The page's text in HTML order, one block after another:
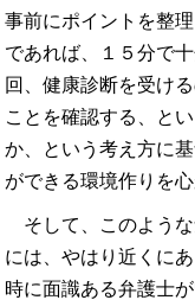
事前にポイントを整
であれば、１５分で
回、健康診断を受け
ことを確認する、と
か、という考え方に
ができる環境作りを心
そして、このような
には、やはり近くに
時に面識ある弁護士